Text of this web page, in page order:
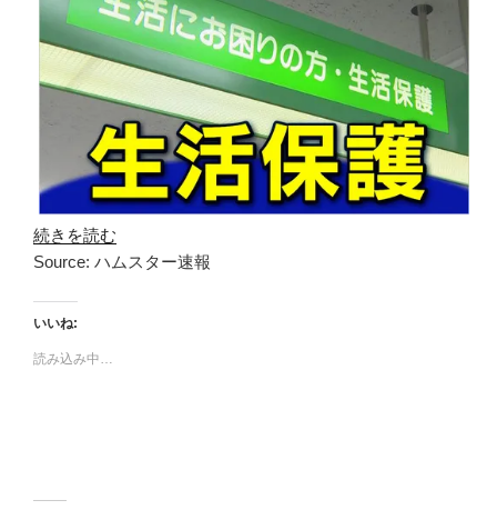
続きを読む
Source: ハムスター速報
いいね:
読み込み中…